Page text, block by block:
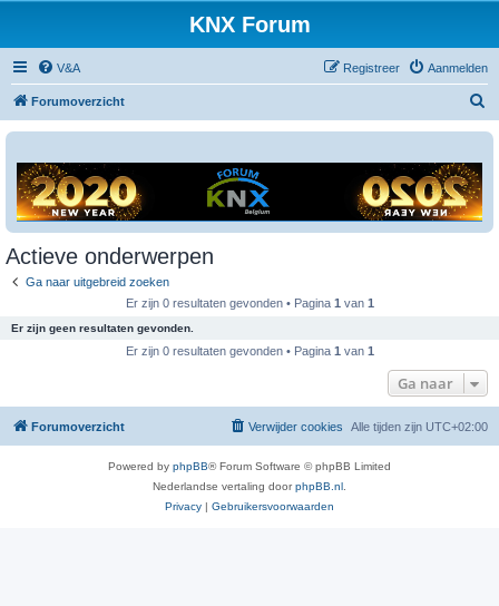
KNX Forum
V&A Aanmelden
Registreer
Forumoverzicht
Actieve onderwerpen
Ga naar uitgebreid zoeken
Er zijn 0 resultaten gevonden • Pagina 1 van 1
Er zijn geen resultaten gevonden.
Er zijn 0 resultaten gevonden • Pagina 1 van 1
Ga naar
Forumoverzicht Alle tijden zijn UTC+02:00
Verwijder cookies
Powered by phpBB® Forum Software © phpBB Limited
Nederlandse vertaling doorphpBB.nl
Privacy | Gebruikersvoorwaarden